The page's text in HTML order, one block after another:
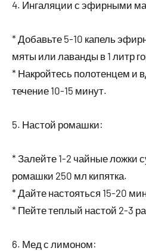
4. Ингаляции с эфирными
* Добавьте 5-10 капель
мяты или лаванды в 1 литр
* Накройтесь полотенцем и
течение 10-15 минут.
5. Настой ромашки:
* Залейте 1-2 чайные ложки
ромашки 250 мл кипятка.
* Дайте настояться 15-20
* Пейте теплый настой 2-3
6. Мед с лимоном: